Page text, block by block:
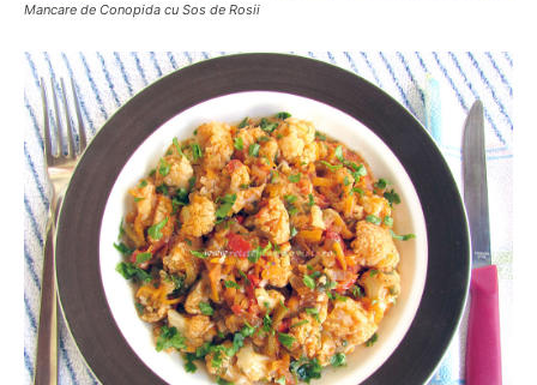
Mancare de Conopida cu Sos de Rosii